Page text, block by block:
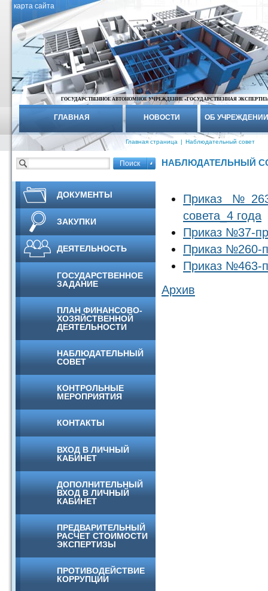
карта сайта
ГОСУДАРСТВЕННОЕ АВТОНОМНОЕ УЧРЕЖДЕНИЕ «ГОСУДАРСТВЕННАЯ
ГЛАВНАЯ НОВОСТИ ОБ УЧРЕЖДЕНИИ
Главная страница | Наблюдательный совет
ДОКУМЕНТЫ
ЗАКУПКИ
ДЕЯТЕЛЬНОСТЬ
ГОСУДАРСТВЕННОЕ
ЗАДАНИЕ
ПЛАН ФИНАНСОВО-
ХОЗЯЙСТВЕННОЙ
ДЕЯТЕЛЬНОСТИ
НАБЛЮДАТЕЛЬНЫЙ
СОВЕТ
КОНТРОЛЬНЫЕ
МЕРОПРИЯТИЯ
КОНТАКТЫ
ВХОД В ЛИЧНЫЙ
КАБИНЕТ
ДОПОЛНИТЕЛЬНЫЙ
ВХОД В ЛИЧНЫЙ
КАБИНЕТ
ПРЕДВАРИТЕЛЬНЫЙ
РАСЧЕТ СТОИМОСТИ
ЭКСПЕРТИЗЫ
ПРОТИВОДЕЙСТВИЕ
КОРРУПЦИИ
НАБЛЮДАТЕЛЬНЫЙ
Приказ
совета_4 года
Приказ №37-
Приказ №260-
Приказ №463-
Архив